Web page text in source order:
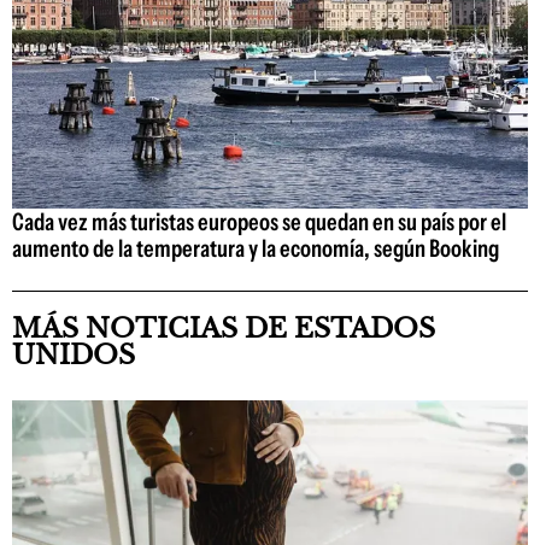
Cada vez más turistas europeos se quedan en su país por el
aumento de la temperatura y la economía, según Booking
MÁS NOTICIAS DE ESTADOS
UNIDOS